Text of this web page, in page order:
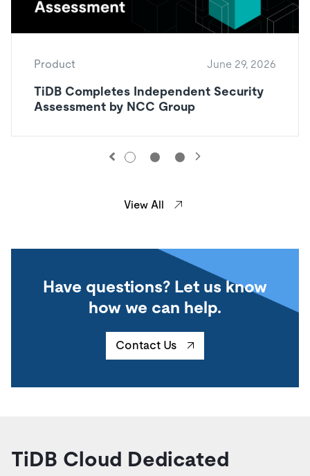
Product June 29, 2026
TiDB Completes Independent Security
Assessment by NCC Group
View All
Have questions? Let us know
how we can help.
Contact Us
TiDB Cloud Dedicated